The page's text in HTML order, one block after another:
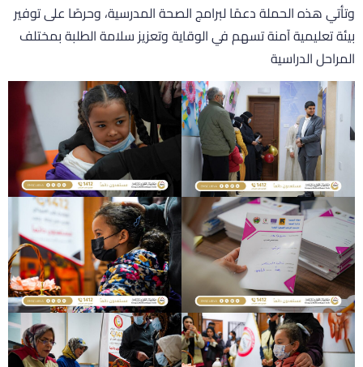
هذه الحملة دعمًا لبرامج الصحة المدرسية، وحرصًا على توفير
تعليمية آمنة تسهم في الوقاية وتعزيز سلامة الطلبة بمختلف
الدراسية